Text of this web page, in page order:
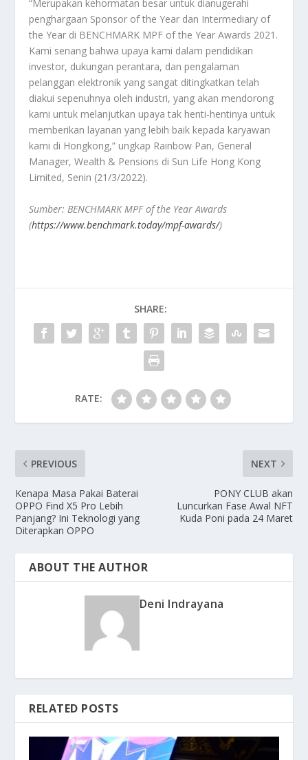
“Merupakan kehormatan besar untuk dianugerahi
penghargaan Sponsor of the Year dan Intermediary of
the Year di BENCHMARK MPF of the Year Awards 2021.
Kami senang bahwa upaya kami dalam pendidikan
investor, dukungan perantara, dan pengalaman
pelanggan elektronik yang sangat ditingkatkan telah
diakui sepenuhnya oleh industri, yang akan mendorong
kami untuk melanjutkan upaya tak henti-hentinya untuk
memberikan layanan yang lebih baik kepada karyawan
kami di Hongkong,” ungkap Rainbow Pan, General
Manager, Wealth & Pensions di Sun Life Hong Kong
Limited, Senin (21/3/2022).
Sumber: BENCHMARK MPF of the Year Awards
(https://www.benchmark.today/mpf-awards/)
SHARE:
RATE:
PREVIOUS
Kenapa Masa Pakai Baterai
OPPO Find X5 Pro Lebih
Panjang? Ini Teknologi yang
Diterapkan OPPO
NEXT
PONY CLUB akan
Luncurkan Fase Awal NFT
Kuda Poni pada 24 Maret
ABOUT THE AUTHOR
Deni Indrayana
RELATED POSTS